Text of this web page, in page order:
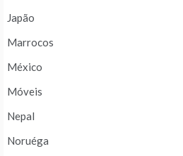
Japão
Marrocos
México
Móveis
Nepal
Noruéga